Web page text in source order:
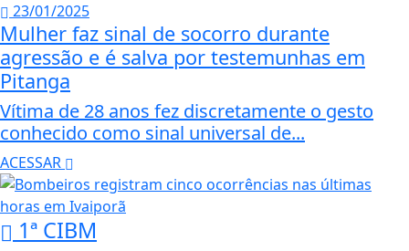
23/01/2025
Mulher faz sinal de socorro durante
agressão e é salva por testemunhas em
Pitanga
Vítima de 28 anos fez discretamente o gesto
conhecido como sinal universal de...
ACESSAR
1ª CIBM